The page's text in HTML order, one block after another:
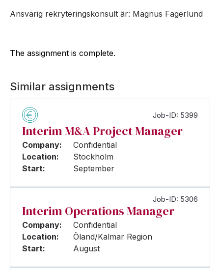
Ansvarig rekryteringskonsult är: Magnus Fagerlund
The assignment is complete.
Similar assignments
Job-ID: 5399
Interim M&A Project Manager
Company:
Confidential
Location:
Stockholm
Start:
September
Job-ID: 5306
Interim Operations Manager
Company:
Confidential
Location:
Öland/Kalmar Region
Start:
August